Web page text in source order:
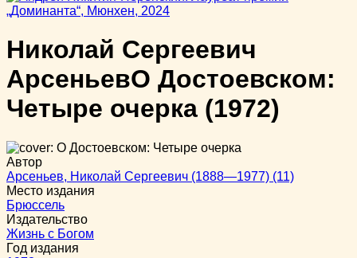
Николай Сергеевич
АрсеньевО Достоевском:
Четыре очерка (1972)
Автор
Арсеньев, Николай Сергеевич (1888—1977) (11)
Место издания
Брюссель
Издательство
Жизнь с Богом
Год издания